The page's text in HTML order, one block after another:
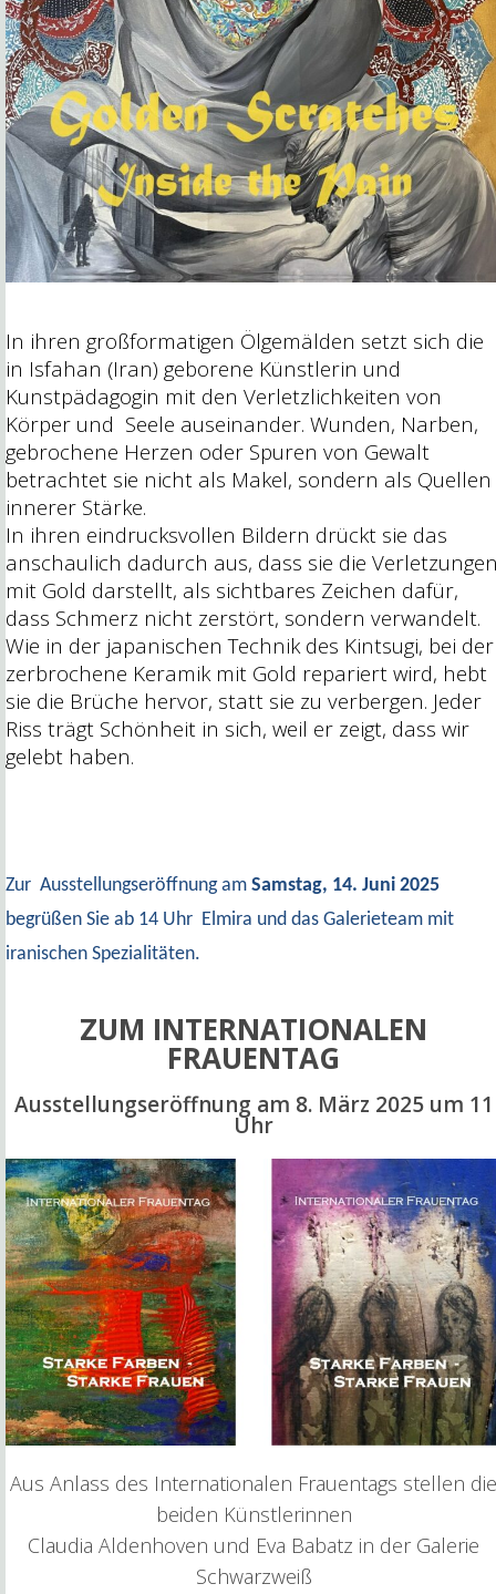
In ihren großformatigen Ölgemälden setzt sich die
in Isfahan (Iran) geborene Künstlerin und
Kunstpädagogin mit den Verletzlichkeiten von
Körper und Seele auseinander. Wunden, Narben,
gebrochene Herzen oder Spuren von Gewalt
betrachtet sie nicht als Makel, sondern als Quellen
innerer Stärke.
In ihren eindrucksvollen Bildern drückt sie das
anschaulich dadurch aus, dass sie die
mit Gold darstellt, als sichtbares Zeichen dafür,
dass Schmerz nicht zerstört, sondern verwandelt.
Wie in der japanischen Technik des Kintsugi, bei der
zerbrochene Keramik mit Gold repariert wird, hebt
sie die Brüche hervor, statt sie zu verbergen. Jeder
Riss trägt Schönheit in sich, weil er zeigt, dass wir
gelebt haben.
Zur Ausstellungseröffnung am Samstag, 14. Juni 2025
begrüßen Sie ab 14 Uhr Elmira und das Galerieteam mit
iranischen Spezialitäten.
ZUM INTERNATIONALEN
FRAUENTAG
Ausstellungseröffnung am 8. März 2025 um 11
Uhr
Aus Anlass des Internationalen Frauentags stellen die
beiden Künstlerinnen
Claudia Aldenhoven und Eva Babatz in der Galerie
Schwarzweiß